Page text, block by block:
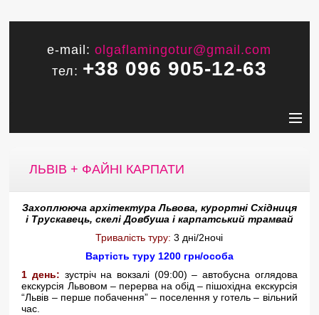
e-mail:olgaflamingotur@gmail.com
тел: +38 096 905-12-63
ЛЬВІВ + ФАЙНІ КАРПАТИ
Захоплююча архітектура Львова, курортні Східниця
і Трускавець, скелі Довбуша і карпатський трамвай
Тривалість туру: 3 дні/2ночі
Вартість туру 1200 грн/особа
1 день: зустріч на вокзалі (09:00) – автобусна оглядова
екскурсія Львовом – перерва на обід – пішохідна екскурсія
“Львів – перше побачення” – поселення у готель – вільний
час.